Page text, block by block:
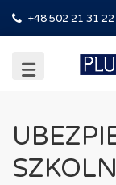
+48 502 21 31 22